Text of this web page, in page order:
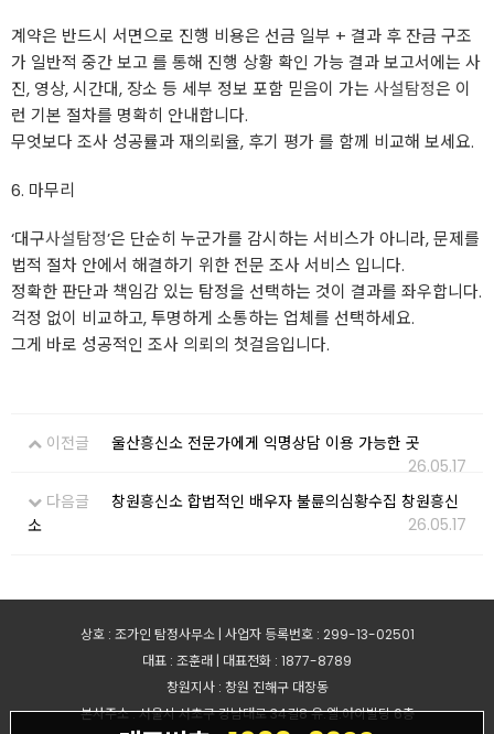
계약은 반드시 서면으로 진행 비용은 선금 일부 + 결과 후 잔금 구조
가 일반적 중간 보고 를 통해 진행 상황 확인 가능 결과 보고서에는 사
진, 영상, 시간대, 장소 등 세부 정보 포함 믿음이 가는 사설탐정은 이
런 기본 절차를 명확히 안내합니다.
무엇보다 조사 성공률과 재의뢰율, 후기 평가 를 함께 비교해 보세요.
6. 마무리
‘대구사설탐정’은 단순히 누군가를 감시하는 서비스가 아니라, 문제를
법적 절차 안에서 해결하기 위한 전문 조사 서비스 입니다.
정확한 판단과 책임감 있는 탐정을 선택하는 것이 결과를 좌우합니다.
걱정 없이 비교하고, 투명하게 소통하는 업체를 선택하세요.
그게 바로 성공적인 조사 의뢰의 첫걸음입니다.
이전글
울산흥신소 전문가에게 익명상담 이용 가능한 곳
26.05.17
다음글
창원흥신소 합법적인 배우자 불륜의심황수집 창원흥신
소
26.05.17
상호 : 조가인 탐정사무소 | 사업자 등록번호 : 299-13-02501
대표 : 조훈래 | 대표전화 : 1877-8789
창원지사 : 창원 진해구 대장동
본사주소 : 서울시 서초구 강남대로 34길8 유.엘.아이빌딩 6층